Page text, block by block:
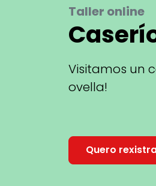
Taller online
Visitamos un
ovella!
Quero